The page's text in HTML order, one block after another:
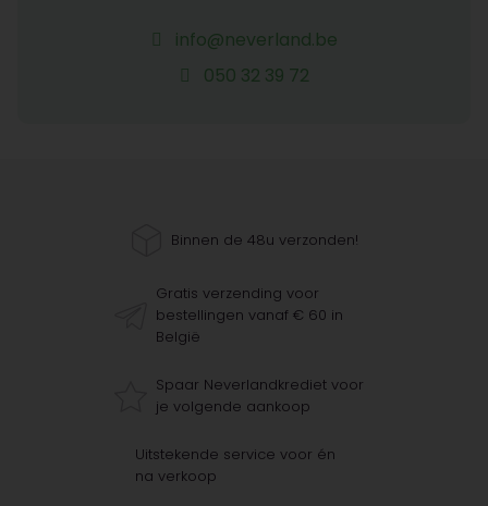
info@neverland.be
050 32 39 72
Binnen de 48u verzonden!
Gratis verzending voor
bestellingen vanaf € 60 in
België
Spaar Neverlandkrediet voor
je volgende aankoop
Uitstekende service voor én
na verkoop